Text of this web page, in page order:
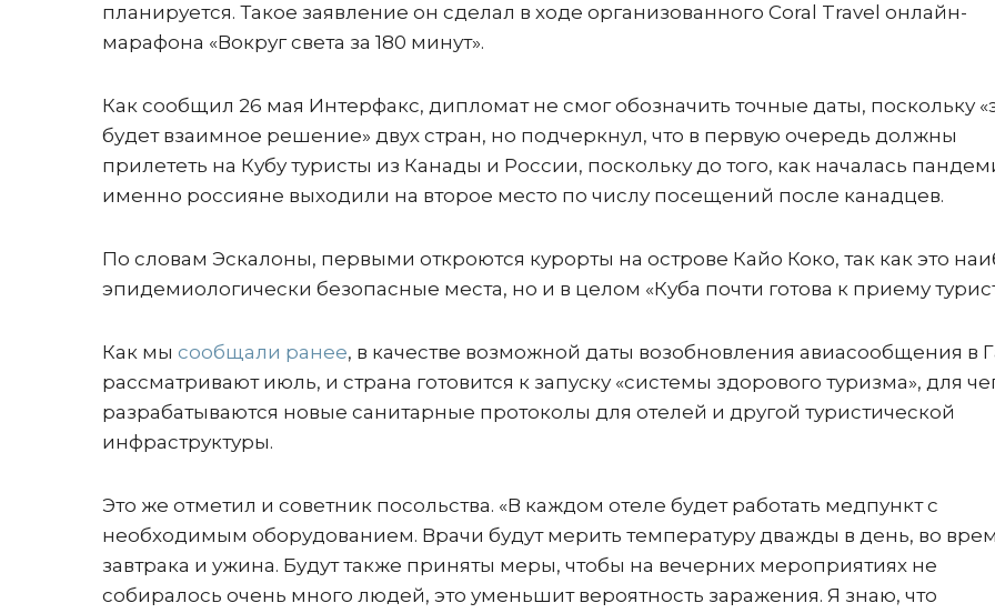
планируется. Такое заявление он сделал в ходе организованного Coral Travel онлайн-
марафона «Вокруг света за 180 минут».
Как сообщил 26 мая Интерфакс, дипломат не смог обозначить точные даты, поскольку
будет взаимное решение» двух стран, но подчеркнул, что в первую очередь должны
прилететь на Кубу туристы из Канады и России, поскольку до того, как началась
именно россияне выходили на второе место по числу посещений после канадцев.
По словам Эскалоны, первыми откроются курорты на острове Кайо Коко, так как это
эпидемиологически безопасные места, но и в целом «Куба почти готова к приему
Как мы сообщали ранее, в качестве возможной даты возобновления авиасообщения в
рассматривают июль, и страна готовится к запуску «системы здорового туризма», для
разрабатываются новые санитарные протоколы для отелей и другой туристической
инфраструктуры.
Это же отметил и советник посольства. «В каждом отеле будет работать медпункт с
необходимым оборудованием. Врачи будут мерить температуру дважды в день, во
завтрака и ужина. Будут также приняты меры, чтобы на вечерних мероприятиях не
собиралось очень много людей, это уменьшит вероятность заражения. Я знаю, что